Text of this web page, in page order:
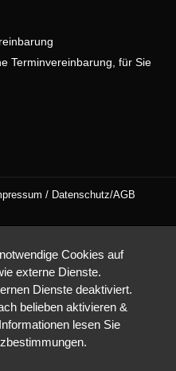
Terminvereinbarung, für Sie
/ Datenschutz/AGB
Cookies auf
externe Dienste.
Dienste deaktiviert.
belieben aktivieren &
lesen Sie